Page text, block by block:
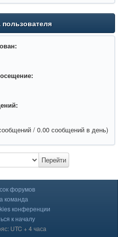
пользователя
/ 0.00 сообщений в день)
Перейти
форумов
команда
конференции
к началу
UTC + 4 часа